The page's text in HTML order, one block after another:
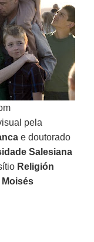
pela
e doutorado
Salesiana
Religión
Moisés